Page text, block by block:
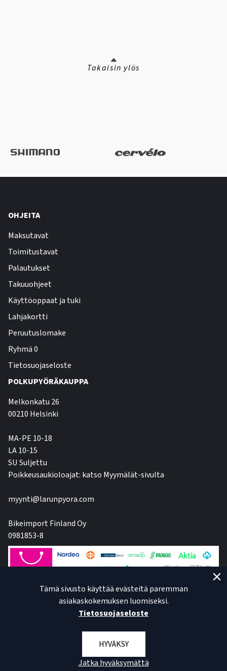
Takaisin ylös
OHJEITA
Maksutavat
Toimitustavat
Palautukset
Takuuohjeet
Käyttöoppaat ja tuki
Lahjakortti
Peruutuslomake
Ryhmä 0
Tietosuojaseloste
POLKUPYÖRÄKAUPPA
Melkonkatu 26
00210 Helsinki
MA-PE 10-18
LA 10-15
SU Suljettu
Poikkeusaukioloajat: katso Myymälät-sivulta
myynti@larunpyora.com
Bikeimport Finland Oy
0981853-8
Tämä sivusto käyttää evästeitä paremman
asiakaskokemuksen luomiseksi.
Tietosuojaseloste
HYVÄKSY
Jatka hyväksymättä